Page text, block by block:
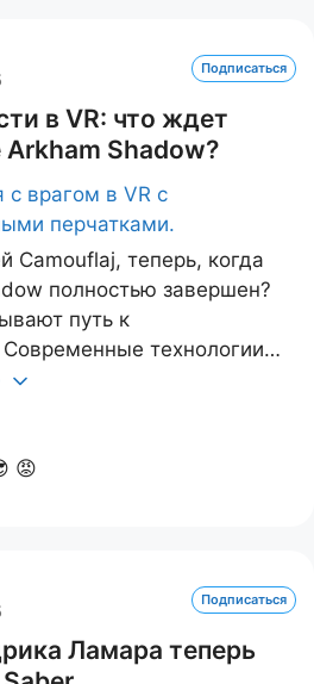
Подписаться
в VR: что ждет
Shadow?
Camouflaj, теперь, когда
полностью завершен?
путь к
Современные технологии…
😡
Подписаться
Ламара теперь